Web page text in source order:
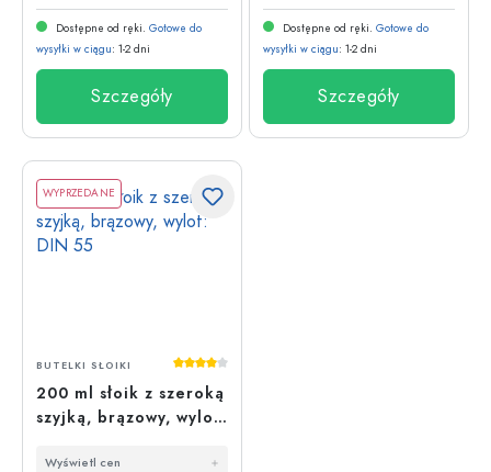
Dostępne od ręki. Gotowe do
wysyłki w ciągu: 1-2 dni
Szczegóły
Dostępne od ręki. Gotowe do
wysyłki w ciągu: 1-2 dni
Szczegóły
WYPRZEDANE
Średnia ocena 4 z 5 gwiazdek
BUTELKI SŁOIKI
200 ml słoik z szeroką
szyjką, brązowy, wylot:
Wyświetl cen